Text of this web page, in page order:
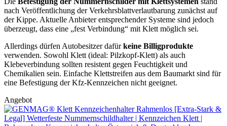
nach Veröffentlichung der Verkehrsblattverlautbarung zunächst auf
der Kippe. Aktuelle Anbieter entsprechender Systeme sind jedoch
überzeugt, dass eine „fest Verbindung“ mit Klett möglich sei.
Allerdings dürfen Autobesitzer dafürkeine Billigprodukte
verwenden. Sowohl Klett (ideal: Pilzkopf-Klett) als auch
Klebeverbindung sollten resistent gegen Feuchtigkeit und
Chemikalien sein. Einfache Klettstreifen aus dem Baumarkt sind für
eine Befestigung der Kfz-Kennzeichen nicht geeignet.
Angebot